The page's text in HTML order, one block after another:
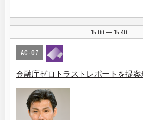
15:00 | 15:40
AC-07
金融庁ゼロトラストレポートを提案